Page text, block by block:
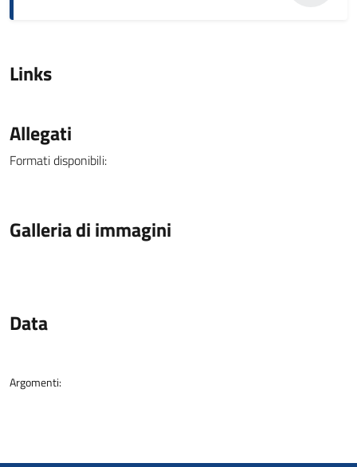
Links
Allegati
Formati disponibili:
Galleria di immagini
Data
Argomenti: